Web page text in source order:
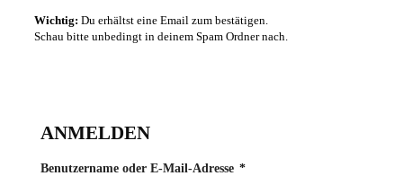
Wichtig: Du erhältst eine Email zum bestätigen.
Schau bitte unbedingt in deinem Spam Ordner nach.
ANMELDEN
Benutzername oder E-Mail-Adresse *Erforderlich